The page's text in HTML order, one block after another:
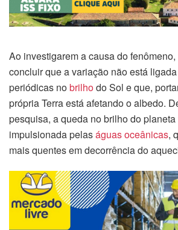
Ao investigarem a causa do
concluir que a variação não está
periódicas nobrilhodo Sol e que,
própria Terra está afetando o albedo.
pesquisa, a queda no brilho do
impulsionada pelaságuas oceânicas,
mais quentes em decorrência do